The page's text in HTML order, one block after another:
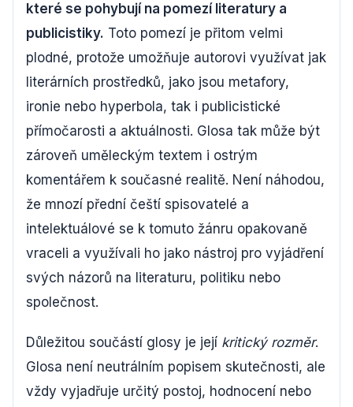
které se pohybují na pomezí literatury a
publicistiky. Toto pomezí je přitom velmi
plodné, protože umožňuje autorovi využívat jak
literárních prostředků, jako jsou metafory,
ironie nebo hyperbola, tak i publicistické
přímočarosti a aktuálnosti. Glosa tak může být
zároveň uměleckým textem i ostrým
komentářem k současné realitě. Není náhodou,
že mnozí přední čeští spisovatelé a
intelektuálové se k tomuto žánru opakovaně
vraceli a využívali ho jako nástroj pro vyjádření
svých názorů na literaturu, politiku nebo
společnost.
Důležitou součástí glosy je její kritický rozměr.
Glosa není neutrálním popisem skutečnosti, ale
vždy vyjadřuje určitý postoj, hodnocení nebo